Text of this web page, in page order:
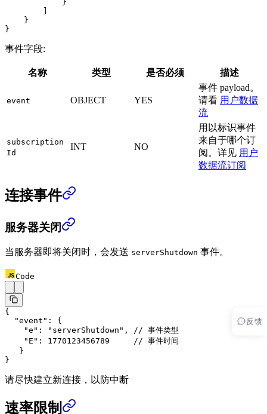
反馈
            }
    }
}
事件字段:
名称 类型 是否必须 描述
event OBJECT YES
事件 payload。
请看 用户数据
流
subscription
Id
INT NO
用以标识事件
来自于哪个订
阅。详见 用户
数据流订阅
连接事件
服务器关闭
当服务器即将关闭时，会发送 serverShutdown 事件。
Code
{
  "event"
: {
    "e"
: "serverShutdown" , // 事件类型
    "E"
: 1770123456789
     // 事件时间
   }
}
请尽快建立新连接，以防中断
速率限制